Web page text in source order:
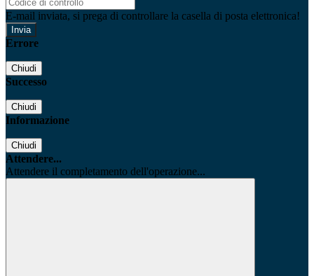
E-mail inviata, si prega di controllare la casella di posta elettronica!
Errore
Chiudi
Successo
Chiudi
Informazione
Chiudi
Attendere...
Attendere il completamento dell'operazione...